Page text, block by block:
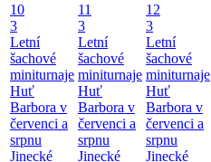
10
3
Letní
šachové
miniturnaje
Huť
Barbora v
červenci a
srpnu
Jinecké
11
3
Letní
šachové
miniturnaje
Huť
Barbora v
červenci a
srpnu
Jinecké
12
3
Letní
šachové
miniturnaje
Huť
Barbora v
červenci a
srpnu
Jinecké